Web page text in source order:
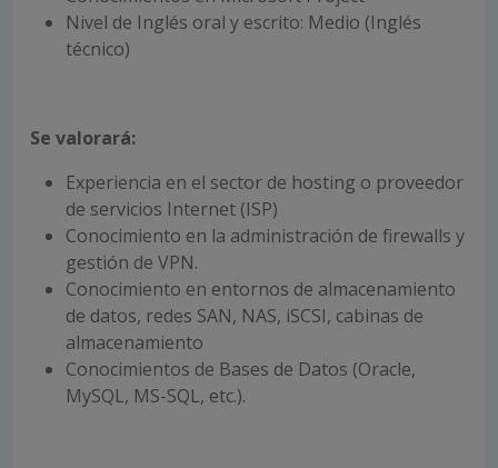
Nivel de Inglés oral y escrito: Medio (Inglés
técnico)
Se valorará:
Experiencia en el sector de hosting o proveedor
de servicios Internet (ISP)
Conocimiento en la administración de firewalls y
gestión de VPN.
Conocimiento en entornos de almacenamiento
de datos, redes SAN, NAS, iSCSI, cabinas de
almacenamiento
Conocimientos de Bases de Datos (Oracle,
MySQL, MS-SQL, etc.).